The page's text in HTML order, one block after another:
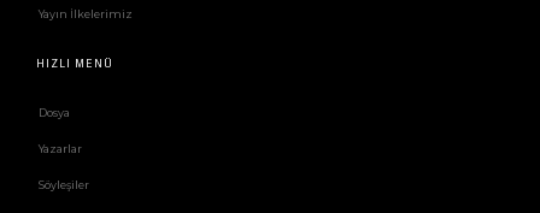
Yayın İlkelerimiz
HIZLI MENÜ
Dosya
Yazarlar
Söyleşiler